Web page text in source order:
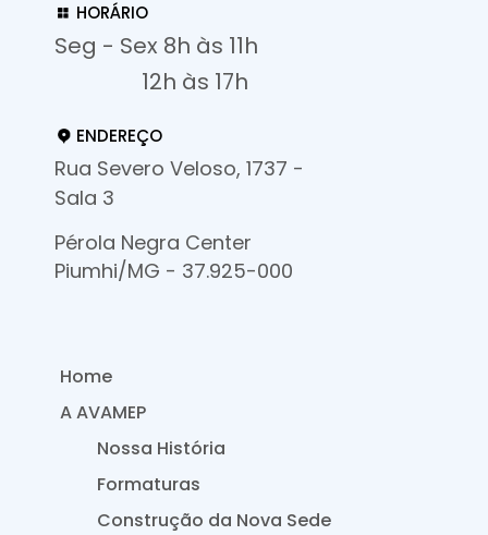
HORÁRIO
Seg - Sex 8h às 11h
12h às 17h
ENDEREÇO
Rua Severo Veloso, 1737 -
Sala 3
Pérola Negra Center
Piumhi/MG - 37.925-000
Home
A AVAMEP
Nossa História
Formaturas
Construção da Nova Sede